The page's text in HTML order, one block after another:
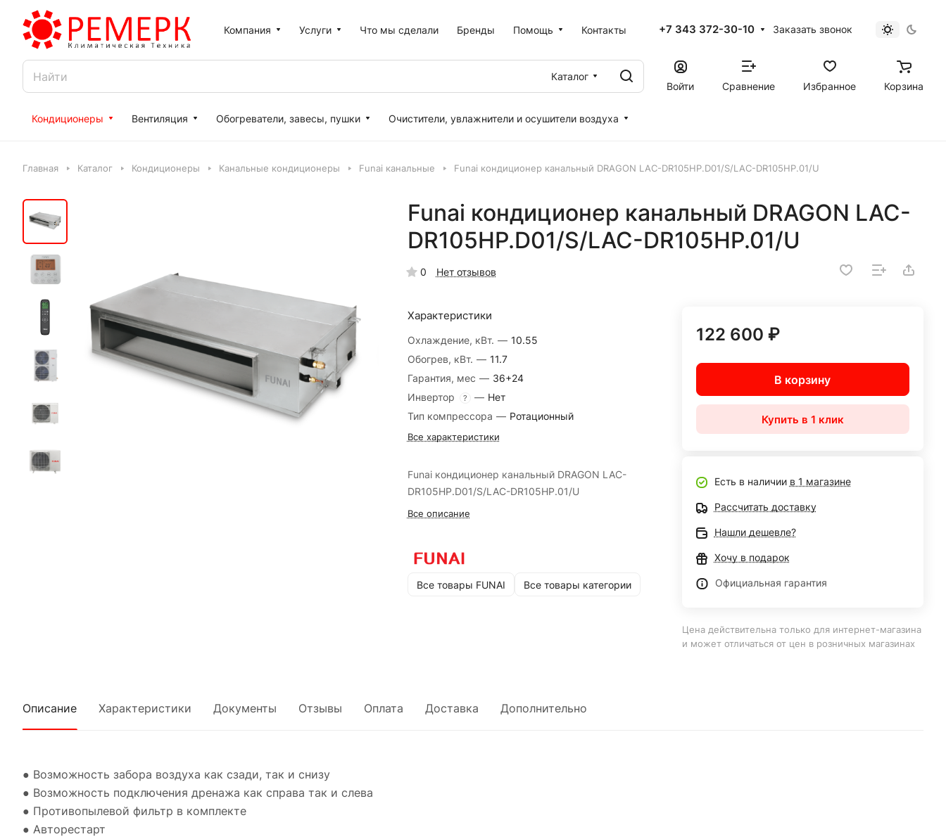
Компания Услуги Что мы сделали Бренды Помощь Контакты +7 343 372-30-10 Заказать звонок
Каталог
Войти
Сравнение Избранное Корзина
Кондиционеры Вентиляция Обогреватели, завесы, пушки Очистители, увлажнители и осушители воздуха
Главная Каталог Кондиционеры Канальные кондиционеры Funai канальные Funai кондиционер канальный DRAGON LAC-DR105HP.D01/S/LAC-DR105HP.01/U
Funai кондиционер канальный DRAGON LAC-
DR105HP.D01/S/LAC-DR105HP.01/U
0 Нет отзывов
Характеристики
Охлаждение, кВт. — 10.55
Обогрев, кВт. — 11.7
Гарантия, мес — 36+24
Инвертор
? — Нет
Тип компрессора — Ротационный
Все характеристики
Funai кондиционер канальный DRAGON LAC-
DR105HP.D01/S/LAC-DR105HP.01/U
Все описание
Все товары FUNAI Все товары категории
122 600 ₽
В корзину
Купить в 1 клик
Есть в наличии в 1 магазине
Рассчитать доставку
Нашли дешевле?
Хочу в подарок
Официальная гарантия
Цена действительна только для интернет-магазина
и может отличаться от цен в розничных магазинах
Описание Характеристики Документы Отзывы Оплата Доставка Дополнительно
● Возможность забора воздуха как сзади, так и снизу
● Возможность подключения дренажа как справа так и слева
● Противопылевой фильтр в комплекте
● Авторестарт